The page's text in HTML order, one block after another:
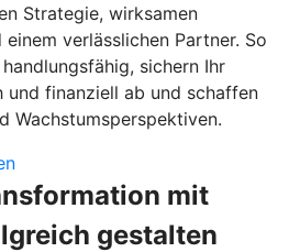
Strategie, wirksamen
verlässlichen Partner. So
sichern Ihr
und finanziell ab und schaffen
Wachstumsperspektiven.
mit
gestalten